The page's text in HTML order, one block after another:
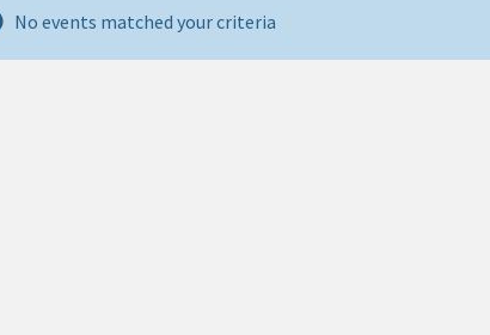
No events matched your criteria